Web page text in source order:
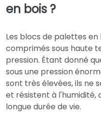
en bois ?
Les blocs de palettes
comprimés sous haute
pression. Étant donné
sous une pression
sont très élevées, ils ne
et résistent à l'humidité,
longue durée de vie.